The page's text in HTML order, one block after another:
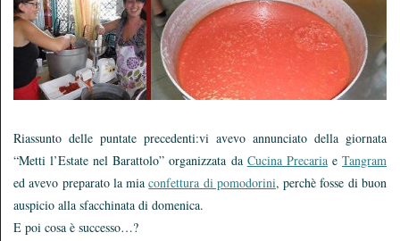
Riassunto delle puntate precedenti:vi avevo annunciato della giornata
“Metti l’Estate nel Barattolo” organizzata da Cucina PrecariaeTangram
ed avevo preparato la miaconfettura di pomodorini, perchè fosse di buon
auspicio alla sfacchinata di domenica.
E poi cosa è successo…?